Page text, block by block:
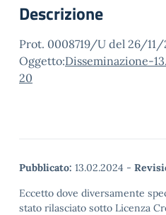
Descrizione
Prot. 0008719/U del 26/11/
Oggetto:Disseminazione-
20
Pubblicato: 13.02.2024 -
Eccetto dove diversamente
stato rilasciato sotto Licenza